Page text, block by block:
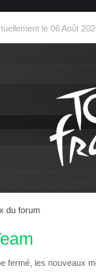
le 06 Août
du forum
fermé, les nouveaux